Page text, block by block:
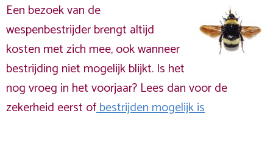
Een bezoek van de
wespenbestrijder brengt altijd
kosten met zich mee, ook wanneer
bestrijding niet mogelijk blijkt. Is het
nog vroeg in het voorjaar? Lees dan voor de
zekerheid eerst ofbestrijden mogelijk is